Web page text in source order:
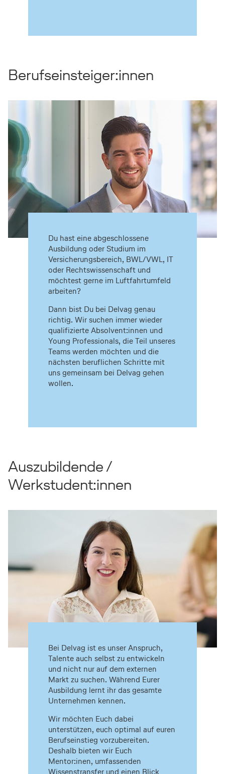
Berufseinsteiger:innen
Du hast eine abgeschlossene
Ausbildung oder Studium im
Versicherungsbereich, BWL/VWL, IT
oder Rechtswissenschaft und
möchtest gerne im Luftfahrtumfeld
arbeiten?
Dann bist Du bei Delvag genau
richtig. Wir suchen immer wieder
qualifizierte Absolvent:innen und
Young Professionals, die Teil unseres
Teams werden möchten und die
nächsten beruflichen Schritte mit
uns gemeinsam bei Delvag gehen
wollen.
Auszubildende /
Werkstudent:innen
Bei Delvag ist es unser Anspruch,
Talente auch selbst zu entwickeln
und nicht nur auf dem externen
Markt zu suchen. Während Eurer
Ausbildung lernt ihr das gesamte
Unternehmen kennen.
Wir möchten Euch dabei
unterstützen, euch optimal auf euren
Berufseinstieg vorzubereiten.
Deshalb bieten wir Euch
Mentor:inen, umfassenden